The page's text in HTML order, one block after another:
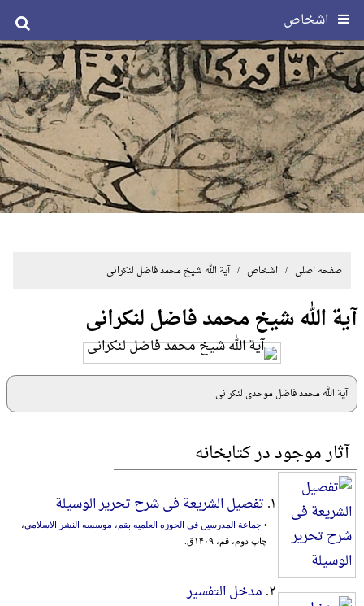
اشخاص
صفحه اصلی / اشخاص / آیة الله شیخ محمد فاضل لنکرانی
آیة الله شیخ محمد فاضل لنکرانی
آیة الله محمد فاضل موحدی لنکرانی
آثار موجود در کتابخانه
۱. تفصیل الشریعة فی شرح تحریر الوسیلة
• جماعة ‌المدرسین‌ فی‌ ‌الحوزه‌ ‌العلمیه‌ بقم‌، موسسه‌ ‌النشر ‌الاسلامی‌،
چاپ دوم، قم، ۱۴۰۹ق.
۲. مدخل التفسیر